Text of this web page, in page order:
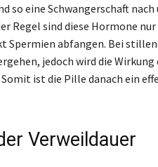
so eine Schwangerschaft
Regel sind diese Hormone
Spermien abfangen. Bei
jedoch wird die Wirkung
ist die Pille danach ein
Verweildauer